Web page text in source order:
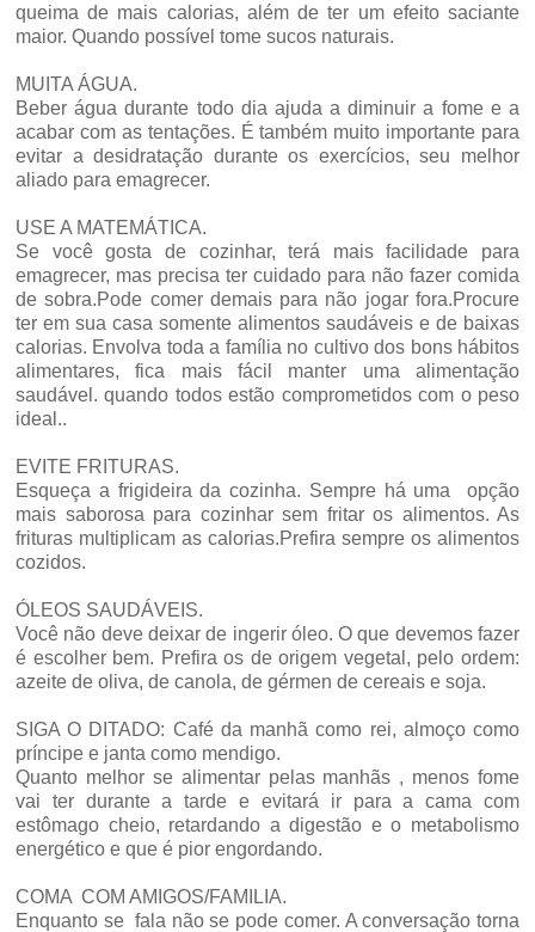
queima de mais calorias, além de ter um efeito saciante
maior. Quando possível tome sucos naturais.
MUITA ÁGUA.
Beber água durante todo dia ajuda a diminuir a fome e a
acabar com as tentações. É também muito importante para
evitar a desidratação durante os exercícios, seu melhor
aliado para emagrecer.
USE A MATEMÁTICA.
Se você gosta de cozinhar, terá mais facilidade para
emagrecer, mas precisa ter cuidado para não fazer comida
de sobra.Pode comer demais para não jogar fora.Procure
ter em sua casa somente alimentos saudáveis e de baixas
calorias. Envolva toda a família no cultivo dos bons hábitos
alimentares, fica mais fácil manter uma alimentação
saudável. quando todos estão comprometidos com o peso
ideal..
EVITE FRITURAS.
Esqueça a frigideira da cozinha. Sempre há uma opção
mais saborosa para cozinhar sem fritar os alimentos. As
frituras multiplicam as calorias.Prefira sempre os alimentos
cozidos.
ÓLEOS SAUDÁVEIS.
Você não deve deixar de ingerir óleo. O que devemos fazer
é escolher bem. Prefira os de origem vegetal, pelo ordem:
azeite de oliva, de canola, de gérmen de cereais e soja.
SIGA O DITADO: Café da manhã como rei, almoço como
príncipe e janta como mendigo.
Quanto melhor se alimentar pelas manhãs , menos fome
vai ter durante a tarde e evitará ir para a cama com
estômago cheio, retardando a digestão e o metabolismo
energético e que é pior engordando.
COMA COM AMIGOS/FAMILIA.
Enquanto se fala não se pode comer. A conversação torna